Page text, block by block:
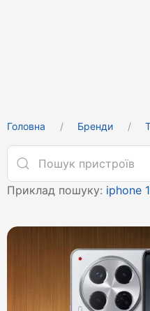
Головна Бренди
Приклад пошуку: iphone